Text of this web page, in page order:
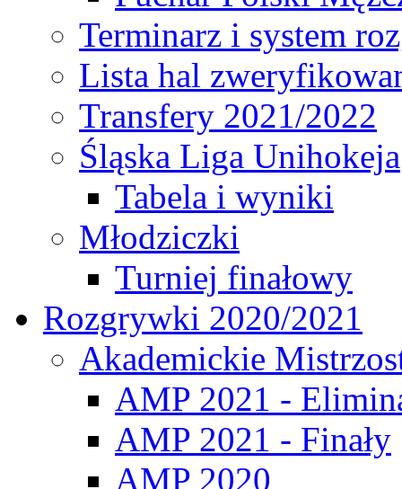
Terminarz i system
Lista hal
Transfery 2021/2022
Śląska Liga Unihokeja
Tabela i wyniki
Młodziczki
Turniej finałowy
Rozgrywki 2020/2021
Akademickie
AMP 2021 -
AMP 2021 - Finały
AMP 2020